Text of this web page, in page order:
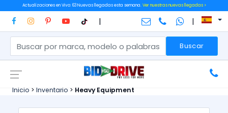
Actualizaciones en Vivo: 63 Nuevas llegadas esta semana.Ver nuestras nuevas llegadas >
| |
Buscar
Inicio > Inventario > Heavy Equipment